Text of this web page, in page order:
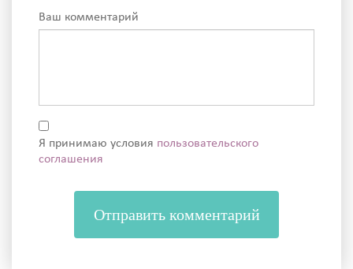
Ваш комментарий
Я принимаю условия пользовательского
соглашения